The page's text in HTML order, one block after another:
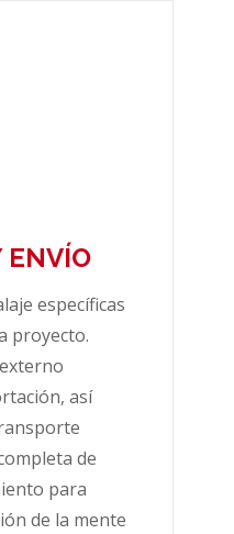
ENVÍO
específicas
proyecto.
así
de
para
de la mente